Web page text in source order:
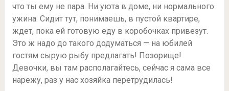
что ты ему не пара. Ни уюта в доме, ни нормального
ужина. Сидит тут, понимаешь, в пустой квартире,
ждет, пока ей готовую еду в коробочках привезут.
Это ж надо до такого додуматься — на юбилей
гостям сырую рыбу предлагать! Позорище!
Девочки, вы там располагайтесь, сейчас я сама все
нарежу, раз у нас хозяйка перетрудилась!